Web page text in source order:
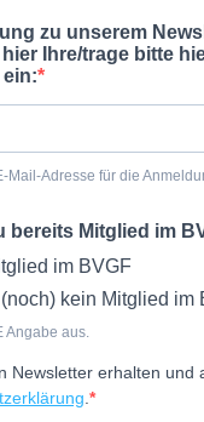
zu unserem
Ihre/trage bitte
ein:
Mail-Adresse für die
bereits Mitglied im
im BVGF
kein Mitglied im
Angabe aus.
Newsletter erhalten und